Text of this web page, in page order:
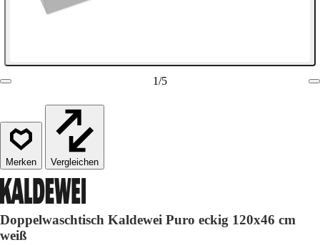
1/5
Vergleichen
Doppelwaschtisch Kaldewei Puro eckig 120x46 cm
weiß